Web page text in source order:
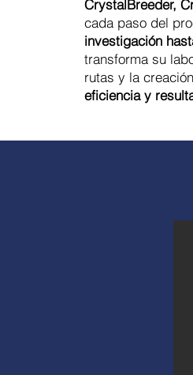
CrystalBreeder,
cada paso del
investigación
transforma su
rutas y la
eficiencia y